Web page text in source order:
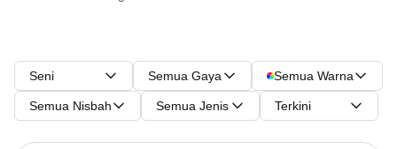
Seni Semua Gaya Semua Warna
Semua Nisbah Semua Jenis Terkini